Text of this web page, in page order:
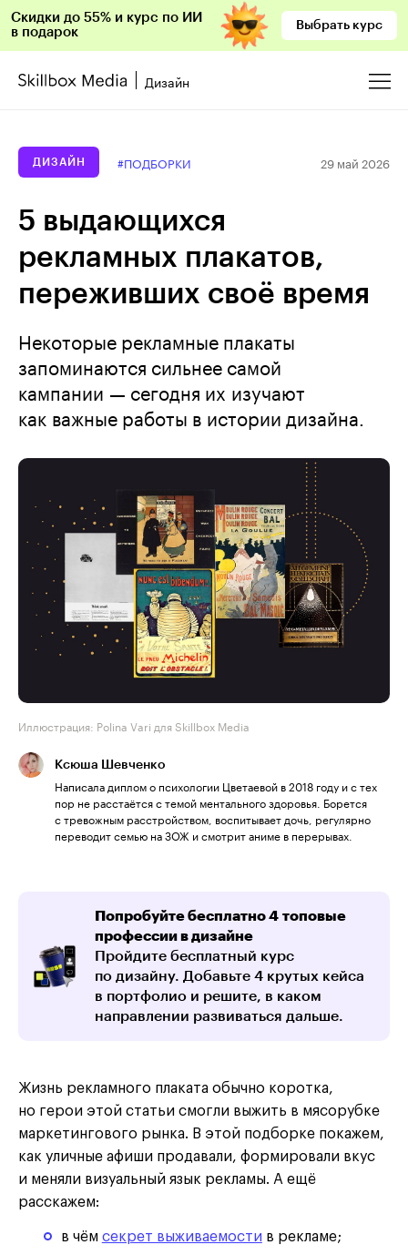
Скидки до 55% и курс по ИИ
в подарок
Выбрать курс
Дизайн
ДИЗАЙН #ПОДБОРКИ 29 май 2026
5 выдающихся
рекламных плакатов,
переживших своё время
Некоторые рекламные плакаты
запоминаются сильнее самой
кампании — сегодня их изучают
как важные работы в истории дизайна.
Иллюстрация: Polina Vari для Skillbox Media
Ксюша Шевченко
Написала диплом о психологии Цветаевой в 2018 году и с тех
пор не расстаётся с темой ментального здоровья. Борется
с тревожным расстройством, воспитывает дочь, регулярно
переводит семью на ЗОЖ и смотрит аниме в перерывах.
Попробуйте бесплатно 4 топовые
профессии в дизайне
Пройдите бесплатный курс
по дизайну. Добавьте 4 крутых кейса
в портфолио и решите, в каком
направлении развиваться дальше.
Жизнь рекламного плаката обычно коротка,
но герои этой статьи смогли выжить в мясорубке
маркетингового рынка. В этой подборке покажем,
как уличные афиши продавали, формировали вкус
и меняли визуальный язык рекламы. А ещё
расскажем:
в чём секрет выживаемости в рекламе;